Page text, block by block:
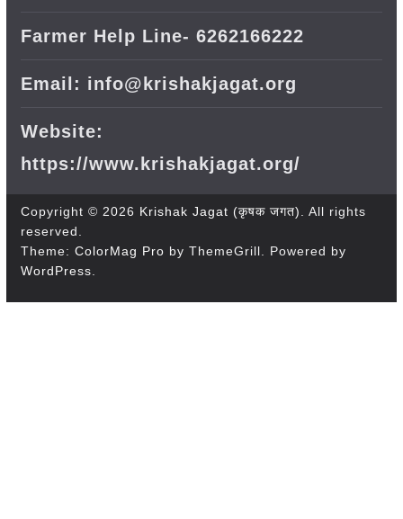
Farmer Help Line- 6262166222
Email: info@krishakjagat.org
Website:
https://www.krishakjagat.org/
Copyright © 2026 Krishak Jagat (कृषक जगत). All rights
reserved.
Theme: ColorMag Pro by ThemeGrill. Powered by
WordPress.